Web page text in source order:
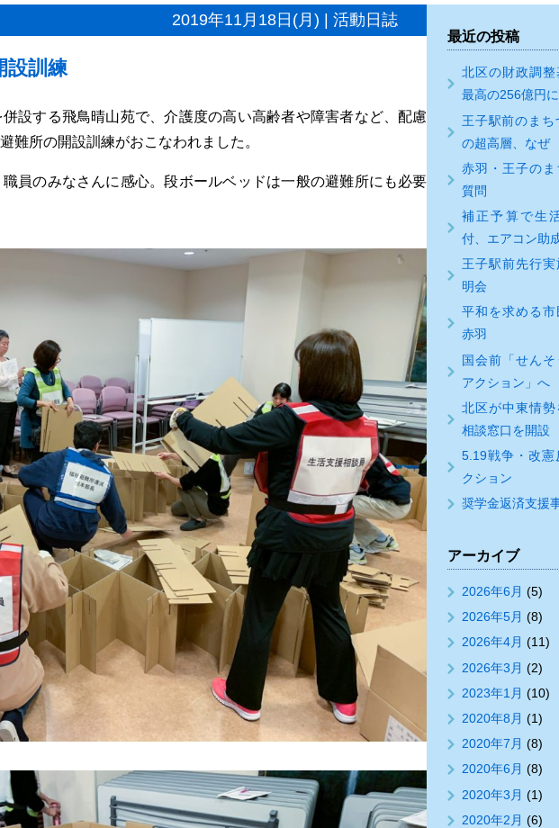
2019年11月18日(月) | 活動日誌
設訓練
設する飛鳥晴山苑で、介護度の高い高齢者や障害者など、配慮
難所の開設訓練がおこなわれました。
員のみなさんに感心。段ボールベッドは一般の避難所にも必要
最近の投稿
北区の財政調
最高の256億円に
王子駅前のま
の超高層、なぜ
赤羽・王子のま
質問
補正予算で生
付、エアコン助
王子駅前先行
明会
平和を求める
赤羽
国会前「せん
アクション」へ
北区が中東情勢
相談窓口を開設
5.19戦争・改
クション
奨学金返済支援
アーカイブ
2026年6月 (5)
2026年5月 (8)
2026年4月 (11)
2026年3月 (2)
2023年1月 (10)
2020年8月 (1)
2020年7月 (8)
2020年6月 (8)
2020年3月 (1)
2020年2月 (6)